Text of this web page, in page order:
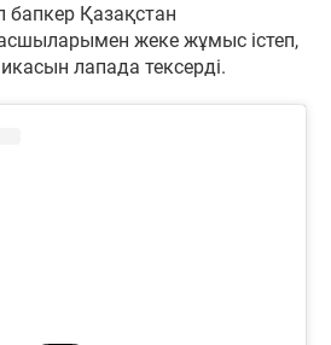
Қазақстан
жеке жұмыс істеп,
лапада тексерді.